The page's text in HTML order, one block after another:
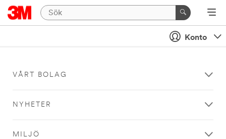
Konto
VÅRT BOLAG
NYHETER
MILJÖ